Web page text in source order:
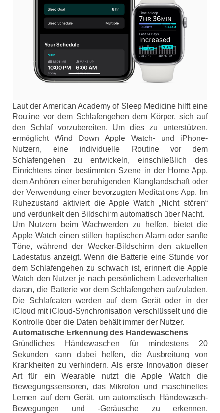
Laut der American Academy of Sleep Medicine hilft eine
Routine vor dem Schlafengehen dem Körper, sich auf
den Schlaf vorzubereiten. Um dies zu unterstützen,
ermöglicht Wind Down Apple Watch- und iPhone-
Nutzern, eine individuelle Routine vor dem
Schlafengehen zu entwickeln, einschließlich des
Einrichtens einer bestimmten Szene in der Home App,
dem Anhören einer beruhigenden Klanglandschaft oder
der Verwendung einer bevorzugten Meditations App. Im
Ruhezustand aktiviert die Apple Watch „Nicht stören“
und verdunkelt den Bildschirm automatisch über Nacht.
Um Nutzern beim Wachwerden zu helfen, bietet die
Apple Watch einen stillen haptischen Alarm oder sanfte
Töne, während der Wecker-Bildschirm den aktuellen
Ladestatus anzeigt. Wenn die Batterie eine Stunde vor
dem Schlafengehen zu schwach ist, erinnert die Apple
Watch den Nutzer je nach persönlichem Ladeverhalten
daran, die Batterie vor dem Schlafengehen aufzuladen.
Die Schlafdaten werden auf dem Gerät oder in der
iCloud mit iCloud-Synchronisation verschlüsselt und die
Kontrolle über die Daten behält immer der Nutzer.
Automatische Erkennung des Händewaschens
Gründliches Händewaschen für mindestens 20
Sekunden kann dabei helfen, die Ausbreitung von
Krankheiten zu verhindern. Als erste Innovation dieser
Art für ein Wearable nutzt die Apple Watch die
Bewegungssensoren, das Mikrofon und maschinelles
Lernen auf dem Gerät, um automatisch Händewasch-
Bewegungen und -Geräusche zu erkennen.